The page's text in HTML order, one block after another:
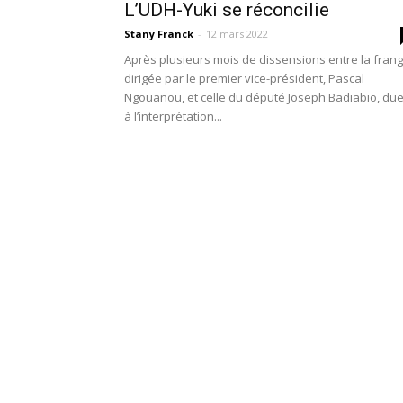
L’UDH-Yuki se réconcilie
Stany Franck - 12 mars 2022
Après plusieurs mois de dissensions entre la
dirigée par le premier vice-président, Pascal
Ngouanou, et celle du député Joseph Badiabio,
à l’interprétation...